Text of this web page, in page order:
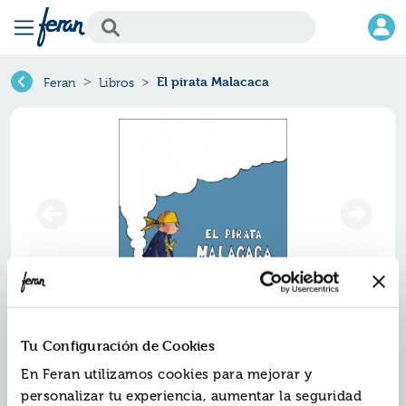
Tu Configuración de Cookies
En Feran utilizamos cookies para mejorar y
personalizar tu experiencia, aumentar la seguridad
Feran Libros El pirata Malacaca
Ref.ZZO-7834357
ISBN:9791387834357